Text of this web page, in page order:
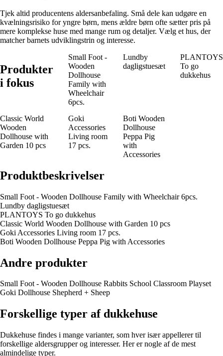
Tjek altid producentens aldersanbefaling. Små dele kan udgøre en
kvælningsrisiko for yngre børn, mens ældre børn ofte sætter pris på
mere komplekse huse med mange rum og detaljer. Vælg et hus, der
matcher barnets udviklingstrin og interesse.
Produkter
i fokus
Small Foot -
Wooden
Dollhouse
Family with
Wheelchair
6pcs.
Lundby
dagligstuesæt
PLANTOYS
To go
dukkehus
Classic World
Wooden
Dollhouse with
Garden 10 pcs
Goki
Accessories
Living room
17 pcs.
Boti Wooden
Dollhouse
Peppa Pig
with
Accessories
Produktbeskrivelser
Small Foot - Wooden Dollhouse Family with Wheelchair 6pcs.
Lundby dagligstuesæt
PLANTOYS To go dukkehus
Classic World Wooden Dollhouse with Garden 10 pcs
Goki Accessories Living room 17 pcs.
Boti Wooden Dollhouse Peppa Pig with Accessories
Andre produkter
Small Foot - Wooden Dollhouse Rabbits School Classroom Playset
Goki Dollhouse Shepherd + Sheep
Forskellige typer af dukkehuse
Dukkehuse findes i mange varianter, som hver især appellerer til
forskellige aldersgrupper og interesser. Her er nogle af de mest
almindelige typer.